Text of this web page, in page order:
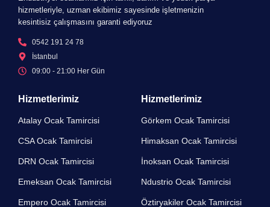
hizmetleriyle, uzman ekibimiz sayesinde işletmenizin
kesintisiz çalışmasını garanti ediyoruz
0542 191 24 78
İstanbul
09:00 - 21:00 Her Gün​
Hizmetlerimiz
Atalay Ocak Tamircisi
CSA Ocak Tamircisi
DRN Ocak Tamircisi​
Emeksan Ocak Tamircisi​
Empero Ocak Tamircisi​
Hizmetlerimiz
Görkem Ocak Tamircisi
Himaksan Ocak Tamircisi
İnoksan Ocak Tamircisi
Ndustrio Ocak Tamircisi
Öztiryakiler Ocak Tamircisi